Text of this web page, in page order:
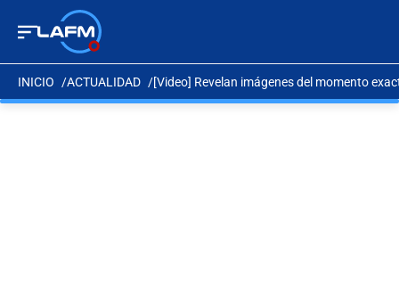
INICIO ACTUALIDAD [Video] Revelan imágenes del momento